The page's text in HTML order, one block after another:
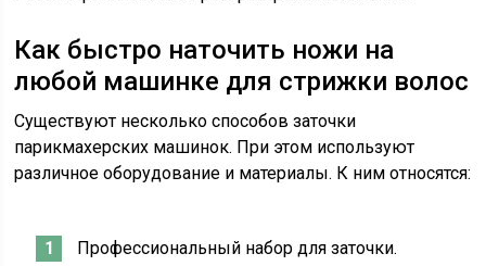
Как быстро наточить ножи на
любой машинке для стрижки волос
Существуют несколько способов заточки
парикмахерских машинок. При этом используют
различное оборудование и материалы. К ним относятся:
Профессиональный набор для заточки.